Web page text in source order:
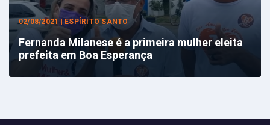
02/08/2021 | ESPÍRITO SANTO
Fernanda Milanese é a primeira mulher eleita
prefeita em Boa Esperança